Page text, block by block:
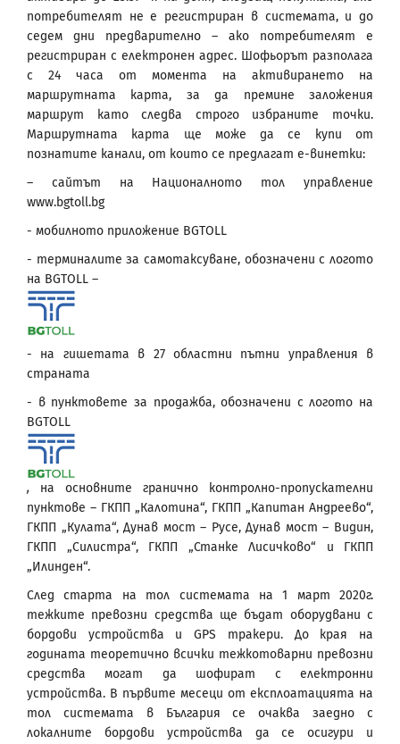
потребителят не е регистриран в системата, и до
седем дни предварително – ако потребителят е
регистриран с електронен адрес. Шофьорът разполага
с 24 часа от момента на активирането на
маршрутната карта, за да премине заложения
маршрут като следва строго избраните точки.
Маршрутната карта ще може да се купи от
познатите канали, от които се предлагат е-винетки:
– сайтът на Националното тол управление
www.bgtoll.bg
- мобилното приложение BGTOLL
- терминалите за самотаксуване, обозначени с логото
на BGTOLL –
- на гишетата в 27 областни пътни управления в
страната
- в пунктовете за продажба, обозначени с логото на
BGTOLL
, на основните гранично контролно-пропускателни
пунктове – ГКПП „Калотина“, ГКПП „Капитан Андреево“,
ГКПП „Кулата“, Дунав мост – Русе, Дунав мост – Видин,
ГКПП „Силистра“, ГКПП „Станке Лисичково“ и ГКПП
„Илинден“.
След старта на тол системата на 1 март 2020г.
тежките превозни средства ще бъдат оборудвани с
бордови устройства и GPS тракери. До края на
годината теоретично всички тежкотоварни превозни
средства могат да шофират с електронни
устройства. В първите месеци от експлоатацията на
тол системата в България се очаква заедно с
локалните бордови устройства да се осигури и